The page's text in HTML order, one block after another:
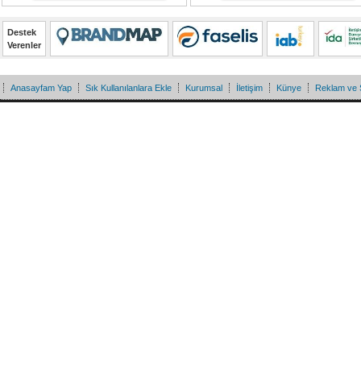
Destek
Verenler
Anasayfam Yap Sık Kullanılanlara Ekle Kurumsal İletişim Künye Reklam ve